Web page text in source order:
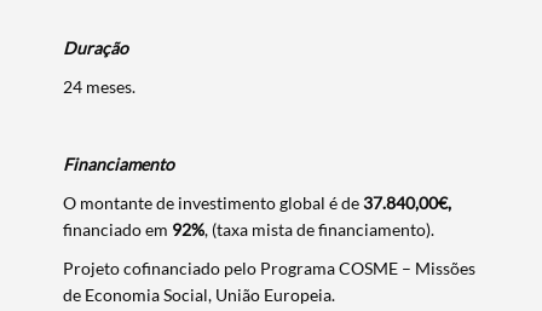
Duração
24 meses.
Financiamento
O montante de investimento global é de37.840,00€,
financiado em 92%, (taxa mista de financiamento).
Projeto cofinanciado pelo Programa COSME – Missões
de Economia Social, União Europeia.